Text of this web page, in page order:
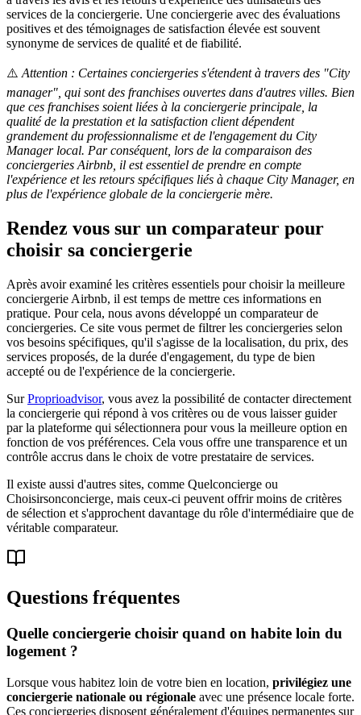
services de la conciergerie. Une conciergerie avec des évaluations
positives et des témoignages de satisfaction élevée est souvent
synonyme de services de qualité et de fiabilité.
⚠️Attention : Certaines conciergeries s'étendent à travers des "City
manager", qui sont des franchises ouvertes dans d'autres villes. Bien
que ces franchises soient liées à la conciergerie principale, la
qualité de la prestation et la satisfaction client dépendent
grandement du professionnalisme et de l'engagement du City
Manager local. Par conséquent, lors de la comparaison des
conciergeries Airbnb, il est essentiel de prendre en compte
l'expérience et les retours spécifiques liés à chaque City Manager, en
plus de l'expérience globale de la conciergerie mère.
Rendez vous sur un comparateur pour
choisir sa conciergerie
Après avoir examiné les critères essentiels pour choisir la meilleure
conciergerie Airbnb, il est temps de mettre ces informations en
pratique. Pour cela, nous avons développé un comparateur de
conciergeries. Ce site vous permet de filtrer les conciergeries selon
vos besoins spécifiques, qu'il s'agisse de la localisation, du prix, des
services proposés, de la durée d'engagement, du type de bien
accepté ou de l'expérience de la conciergerie.
SurProprioadvisor, vous avez la possibilité de contacter directement
la conciergerie qui répond à vos critères ou de vous laisser guider
par la plateforme qui sélectionnera pour vous la meilleure option en
fonction de vos préférences. Cela vous offre une transparence et un
contrôle accrus dans le choix de votre prestataire de services.
Il existe aussi d'autres sites, comme Quelconcierge ou
Choisirsonconcierge, mais ceux-ci peuvent offrir moins de critères
de sélection et s'approchent davantage du rôle d'intermédiaire que de
véritable comparateur.
Questions fréquentes
Quelle conciergerie choisir quand on habite loin du
logement ?
Lorsque vous habitez loin de votre bien en location, privilégiez une
conciergerie nationale ou régionale avec une présence locale forte.
Ces conciergeries disposent généralement d'équipes permanentes sur